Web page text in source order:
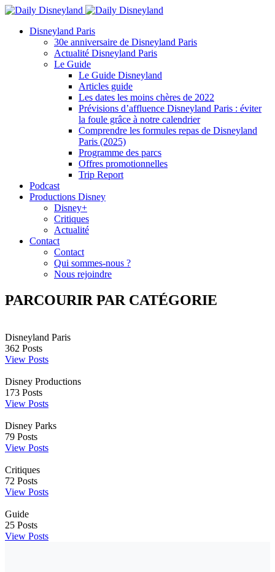
Disneyland Paris
30e anniversaire de Disneyland Paris
Actualité Disneyland Paris
Le Guide
Le Guide Disneyland
Articles guide
Les dates les moins chères de 2022
Prévisions d’affluence Disneyland Paris : éviter
la foule grâce à notre calendrier
Comprendre les formules repas de Disneyland
Paris (2025)
Programme des parcs
Offres promotionnelles
Trip Report
Podcast
Productions Disney
Disney+
Critiques
Actualité
Contact
Contact
Qui sommes-nous ?
Nous rejoindre
PARCOURIR PAR CATÉGORIE
Disneyland Paris
362 Posts
View Posts
Disney Productions
173 Posts
View Posts
Disney Parks
79 Posts
View Posts
Critiques
72 Posts
View Posts
Guide
25 Posts
View Posts